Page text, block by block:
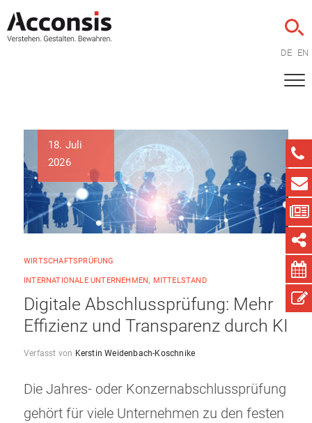
DE EN
18. Juli
2026
WIRTSCHAFTSPRÜFUNG
INTERNATIONALE UNTERNEHMEN, MITTELSTAND
Digitale Abschlussprüfung: Mehr
Effizienz und Transparenz durch KI
Verfasst von Kerstin Weidenbach-Koschnike
Die Jahres- oder Konzernabschlussprüfung
gehört für viele Unternehmen zu den festen